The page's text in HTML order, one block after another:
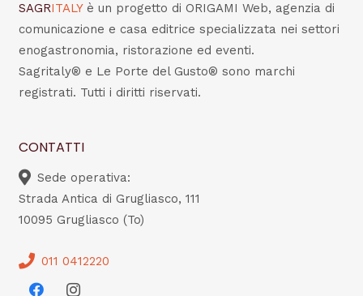
SAGRITALY è un progetto di ORIGAMI Web, agenzia di
comunicazione e casa editrice specializzata nei settori
enogastronomia, ristorazione ed eventi.
Sagritaly® e Le Porte del Gusto® sono marchi
registrati. Tutti i diritti riservati.
CONTATTI
Sede operativa:
Strada Antica di Grugliasco, 111
10095 Grugliasco (To)
011 0412220